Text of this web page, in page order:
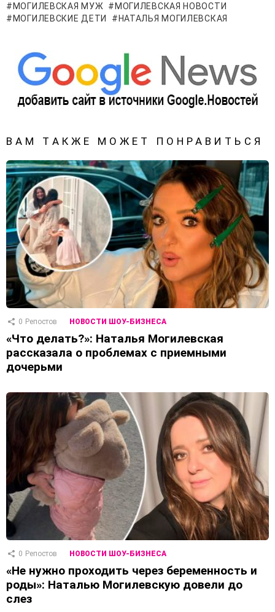
МОГИЛЕВСКАЯ МУЖ
МОГИЛЕВСКАЯ НОВОСТИ
МОГИЛЕВСКИЕ ДЕТИ
НАТАЛЬЯ МОГИЛЕВСКАЯ
ВАМ ТАКЖЕ МОЖЕТ ПОНРАВИТЬСЯ
0 Репостов НОВОСТИ ШОУ-БИЗНЕСА
«Что делать?»: Наталья Могилевская
рассказала о проблемах с приемными
дочерьми
0 Репостов НОВОСТИ ШОУ-БИЗНЕСА
«Не нужно проходить через беременность и
роды»: Наталью Могилевскую довели до
слез